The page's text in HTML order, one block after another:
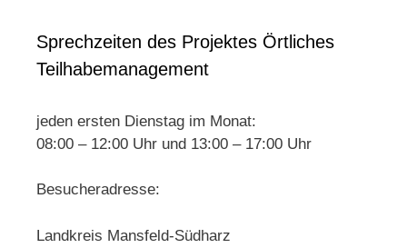
Sprechzeiten des Projektes Örtliches
Teilhabemanagement
jeden ersten Dienstag im Monat:
08:00 – 12:00 Uhr und 13:00 – 17:00 Uhr
Besucheradresse:
Landkreis Mansfeld-Südharz